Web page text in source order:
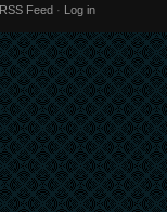
RSS Feed · Log in